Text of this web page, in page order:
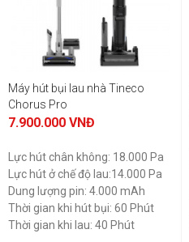
Máy hút bụi lau nhà Tineco
Chorus Pro
7.900.000 VNĐ
Lực hút chân không: 18.000 Pa
Lực hút ở chế độ lau:14.000 Pa
Dung lượng pin: 4.000 mAh
Thời gian khi hút bụi: 60 Phút
Thời gian khi lau: 40 Phút